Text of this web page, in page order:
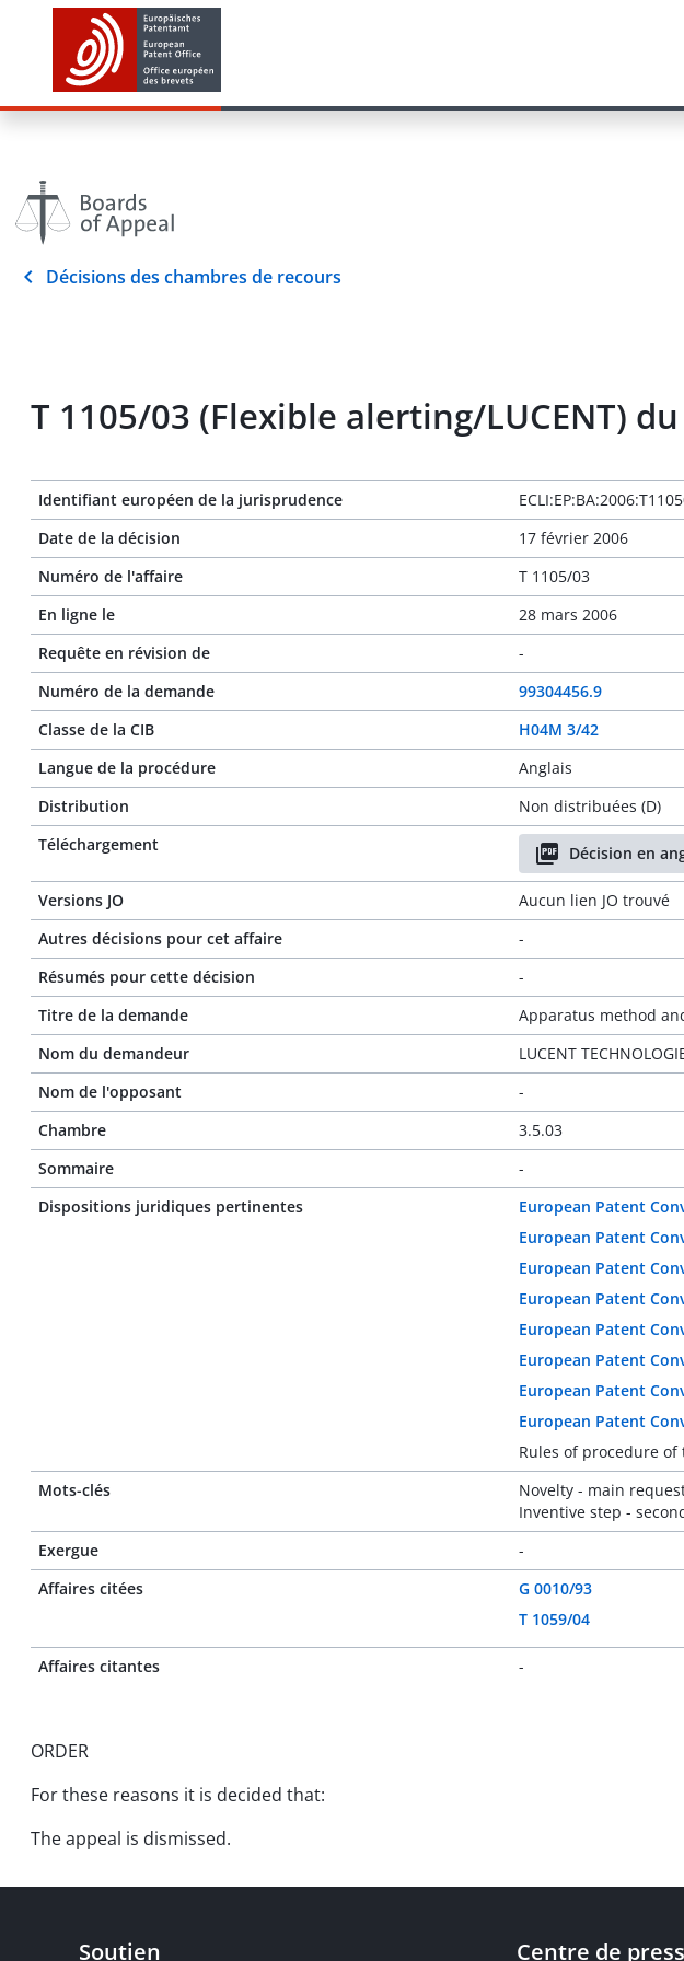
Décisions des chambres de recours
T 1105/03 (Flexible alerting/LUCENT)
Identifiant européen de la jurisprudence
Date de la décision
17 février 2006
Numéro de l'affaire
T 1105/03
En ligne le
28 mars 2006
Requête en révision de
-
Numéro de la demande
99304456.9
Classe de la CIB
H04M 3/42
Langue de la procédure
Anglais
Distribution
Non distribuées (D)
Téléchargement
Décision en
Versions JO
Aucun lien JO trouvé
Autres décisions pour cet affaire
-
Résumés pour cette décision
-
Titre de la demande
Apparatus method
Nom du demandeur
LUCENT
Nom de l'opposant
-
Chambre
3.5.03
Sommaire
-
Dispositions juridiques pertinentes
European Patent
European Patent
European Patent
European Patent
European Patent
European Patent
European Patent
European Patent
Rules of procedure of
Mots-clés
Novelty - main
Inventive step -
Exergue
-
Affaires citées
G 0010/93
T 1059/04
Affaires citantes -
ORDER
For these reasons it is decided that:
The appeal is dismissed.
Soutien Centre de